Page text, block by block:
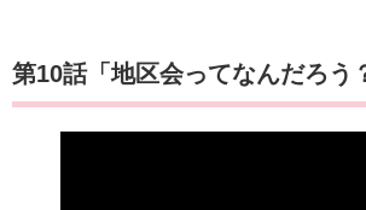
第10話「地区会ってなんだろう